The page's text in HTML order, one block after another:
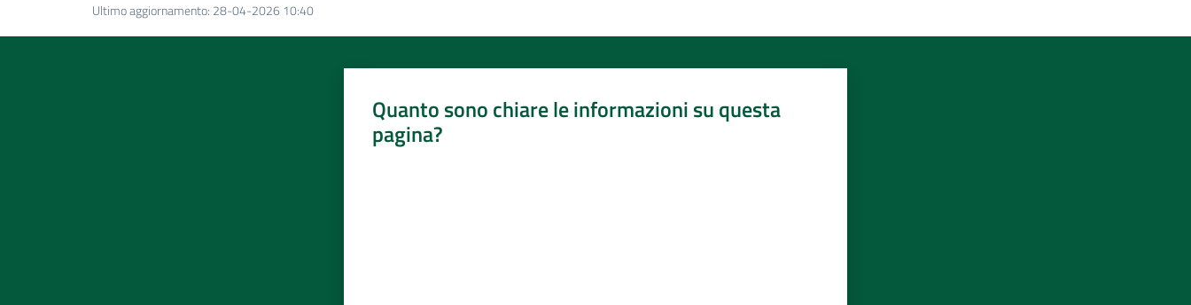
Ultimo aggiornamento: 28-04-2026 10:40
Quanto sono chiare le informazioni su questa
pagina?